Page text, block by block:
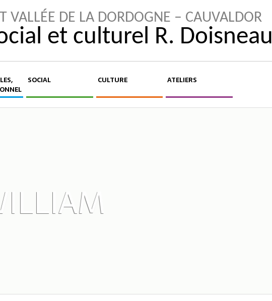
VALLÉE DE LA DORDOGNE – CAUVALDOR
et culturel R. Doisneau
SOCIAL CULTURE ATELIERS